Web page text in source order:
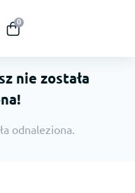
0
nie została
odnaleziona.